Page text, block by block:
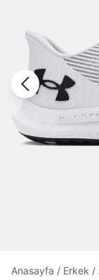
Şifremi
Anasayfa / Erkek /